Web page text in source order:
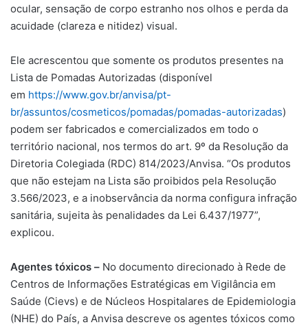
ocular, sensação de corpo estranho nos olhos e perda da
acuidade (clareza e nitidez) visual.
Ele acrescentou que somente os produtos presentes na
Lista de Pomadas Autorizadas (disponível
em https://www.gov.br/anvisa/pt-
br/assuntos/cosmeticos/pomadas/pomadas-autorizadas)
podem ser fabricados e comercializados em todo o
território nacional, nos termos do art. 9º da Resolução da
Diretoria Colegiada (RDC) 814/2023/Anvisa. “Os produtos
que não estejam na Lista são proibidos pela Resolução
3.566/2023, e a inobservância da norma configura infração
sanitária, sujeita às penalidades da Lei 6.437/1977”,
explicou.
Agentes tóxicos – No documento direcionado à Rede de
Centros de Informações Estratégicas em Vigilância em
Saúde (Cievs) e de Núcleos Hospitalares de Epidemiologia
(NHE) do País, a Anvisa descreve os agentes tóxicos como